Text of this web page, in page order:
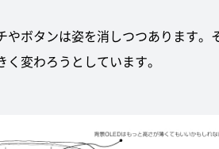
ボタンは姿を消しつつあります。
変わろうとしています。